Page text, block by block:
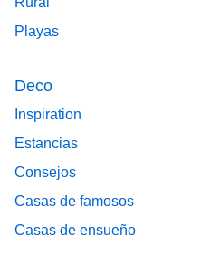
Playas
Deco
Inspiration
Estancias
Consejos
Casas de famosos
Casas de ensueño